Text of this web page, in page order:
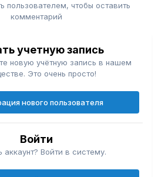
пользователем, чтобы оставить
комментарий
учетную запись
новую учётную запись в нашем
Это очень просто!
нового пользователя
Войти
аккаунт? Войти в систему.